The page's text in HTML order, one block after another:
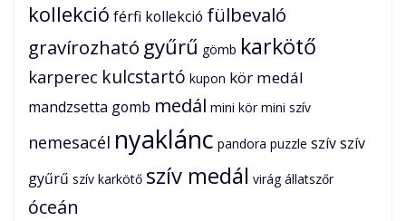
kollekció férfi kollekció fülbevaló
gravírozható gyűrű gömb karkötő
karperec kulcstartó kupon kör medál
mandzsetta gomb medál mini kör mini szív
nemesacél nyaklánc pandora puzzle szívszív
gyűrű szív karkötő szív medál virág állatszőr
óceán